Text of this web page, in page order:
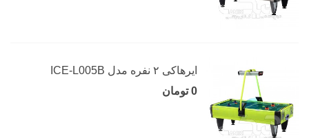
ایرهاکی ۲ نفره مدل ICE-L005B
0 تومان